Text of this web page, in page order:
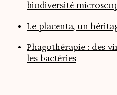
biodiversité
Le placenta, un
Phagothérapie : des
les bactéries